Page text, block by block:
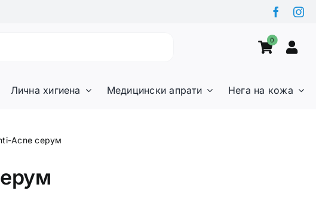
0
Лична хигиена Медицински апрати Нега на кожа
Acne серум